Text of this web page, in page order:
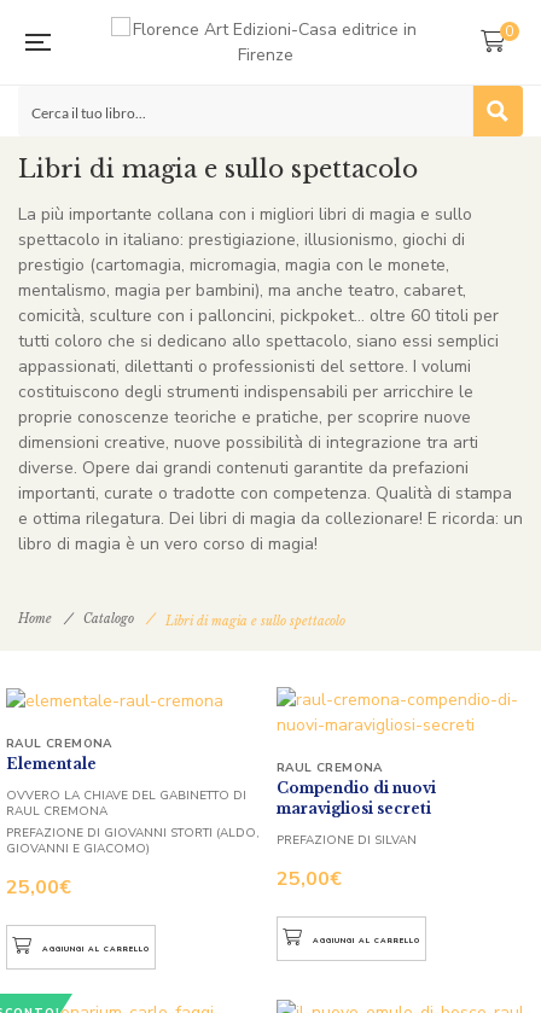
0
Libri di magia e sullo spettacolo
La più importante collana con i migliori libri di magia e sullo
spettacolo in italiano: prestigiazione, illusionismo, giochi di
prestigio (cartomagia, micromagia, magia con le monete,
mentalismo, magia per bambini), ma anche teatro, cabaret,
comicità, sculture con i palloncini, pickpoket… oltre 60 titoli per
tutti coloro che si dedicano allo spettacolo, siano essi semplici
appassionati, dilettanti o professionisti del settore. I volumi
costituiscono degli strumenti indispensabili per arricchire le
proprie conoscenze teoriche e pratiche, per scoprire nuove
dimensioni creative, nuove possibilità di integrazione tra arti
diverse. Opere dai grandi contenuti garantite da prefazioni
importanti, curate o tradotte con competenza. Qualità di stampa
e ottima rilegatura. Dei libri di magia da collezionare! E ricorda: un
libro di magia è un vero corso di magia!
Home Catalogo Libri di magia e sullo spettacolo
Elementale
25,00€
RAUL CREMONA
OVVERO LA CHIAVE DEL GABINETTO DI
RAUL CREMONA
PREFAZIONE DI GIOVANNI STORTI (ALDO,
GIOVANNI E GIACOMO)
AGGIUNGI AL CARRELLO
Compendio di nuovi
maravigliosi secreti
25,00€
RAUL CREMONA
PREFAZIONE DI SILVAN
AGGIUNGI AL CARRELLO